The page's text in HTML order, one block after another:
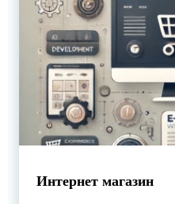
Дарим
Интернет магазин